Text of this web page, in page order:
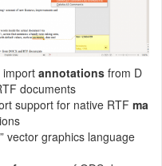
annotations from D
documents
support for native RTF ma
vector graphics language